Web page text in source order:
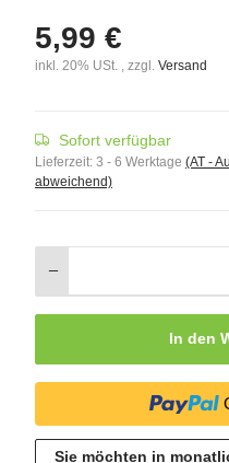
5,99 €
inkl. 20% USt. , zzgl. Versand
Sofort verfügbar
Lieferzeit: 3 - 6 Werktage (AT -
abweichend)
In den
Sie möchten in